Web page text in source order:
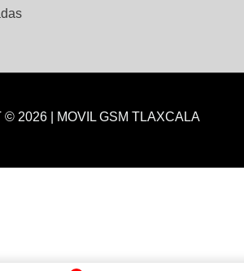
© 2026 | MOVIL GSM TLAXCALA